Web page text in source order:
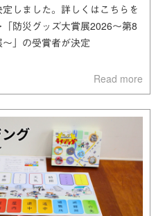
しました。詳しくはこちらを
防災グッズ⼤賞展2026〜第8
」の受賞者が決定
Read more